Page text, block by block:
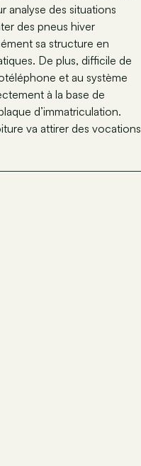
analyse des situations
des pneus hiver
sa structure en
De plus, difficile de
et au système
à la base de
d’immatriculation.
va attirer des vocations